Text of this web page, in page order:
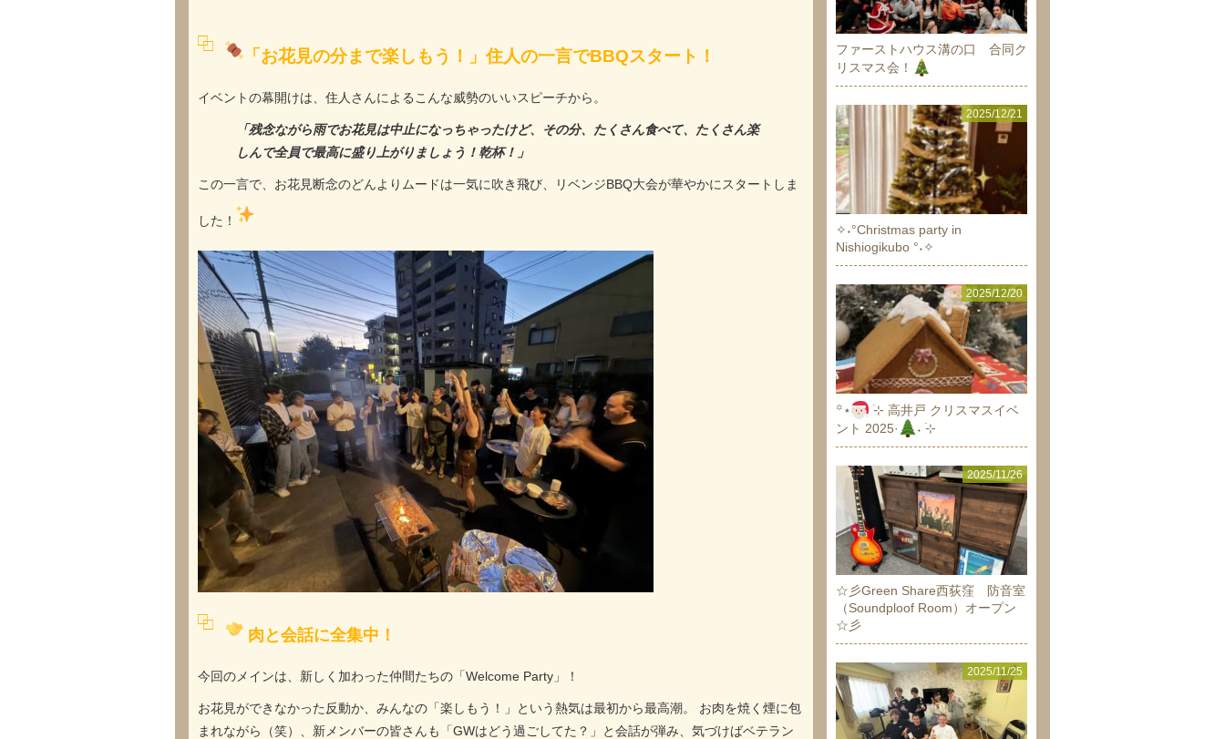
「お花見の分まで楽しもう！」住人の一言でBBQスタート！
イベントの幕開けは、住人さんによるこんな威勢のいいスピーチから。
「残念ながら雨でお花見は中止になっちゃったけど、その分、たくさん食べて、たくさん楽
しんで全員で最高に盛り上がりましょう！乾杯！」
この一言で、お花見断念のどんよりムードは一気に吹き飛び、リベンジBBQ大会が華やかにスタートしま
した！
肉と会話に全集中！
今回のメインは、新しく加わった仲間たちの「Welcome Party」！
お花見ができなかった反動か、みんなの「楽しもう！」という熱気は最初から最高潮。 お肉を焼く煙に包
まれながら（笑）、新メンバーの皆さんも「GWはどう過ごしてた？」と会話が弾み、気づけばベテラン
ファーストハウス溝の口 合同ク
リスマス会！
2025/12/21
✧˖°Christmas party in
Nishiogikubo °˖✧
2025/12/20
‪꙳⋆
࣪⊹ 高井戸 クリスマスイベ
ント 2025·
˖ ࣪⊹
2025/11/26
☆彡Green Share西荻窪 防音室
（Soundploof Room）オープン
☆彡
2025/11/25